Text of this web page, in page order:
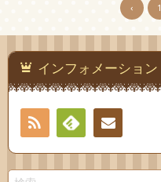
‹ 1
インフォメーション
RSS
Feedlyお問